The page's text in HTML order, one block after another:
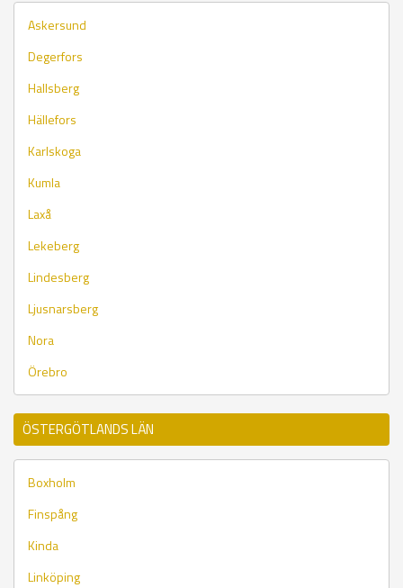
Askersund
Degerfors
Hallsberg
Hällefors
Karlskoga
Kumla
Laxå
Lekeberg
Lindesberg
Ljusnarsberg
Nora
Örebro
ÖSTERGÖTLANDS LÄN
Boxholm
Finspång
Kinda
Linköping